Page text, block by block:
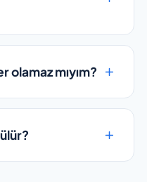
olamaz mıyım?